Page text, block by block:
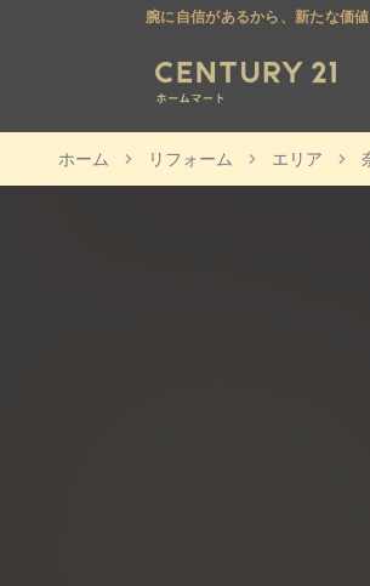
腕に自信があるから、新たな価値
ホーム リフォーム エリア